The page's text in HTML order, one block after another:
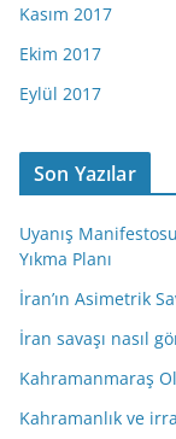
Kasım 2017
Ekim 2017
Eylül 2017
Son Yazılar
Uyanış
Yıkma Planı
İran’ın Asimetrik
İran savaşı nasıl
Kahramanmaraş
Kahramanlık ve